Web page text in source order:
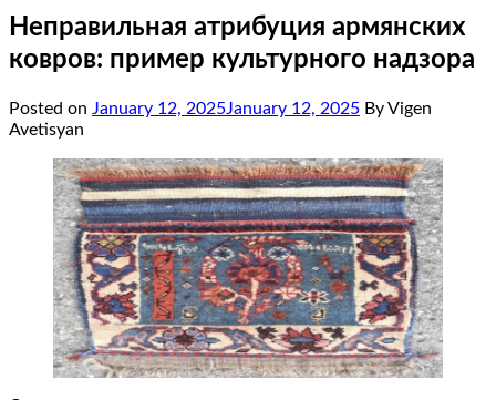
Неправильная атрибуция армянских
ковров: пример культурного надзора
Posted on January 12, 2025January 12, 2025 By Vigen
Avetisyan